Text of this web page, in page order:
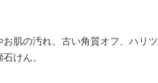
肌の汚れ、古い角質オフ、ハリツ
けん。